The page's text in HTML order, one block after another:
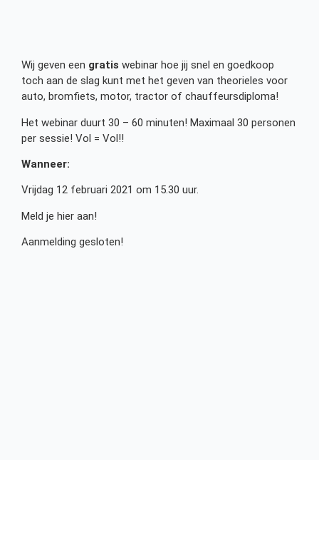
Wij geven een gratis webinar hoe jij snel en goedkoop
toch aan de slag kunt met het geven van theorieles voor
auto, bromfiets, motor, tractor of chauffeursdiploma!
Het webinar duurt 30 – 60 minuten! Maximaal 30 personen
per sessie! Vol = Vol!!
Wanneer:
Vrijdag 12 februari 2021 om 15.30 uur.
Meld je hier aan!
Aanmelding gesloten!